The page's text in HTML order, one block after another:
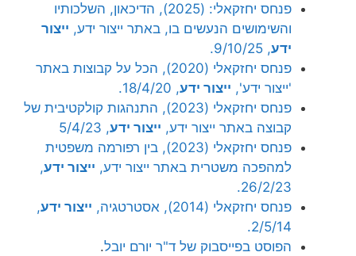
פנחס יחזקאלי: (2025), הדיכאון, השלכותיו
והשימושים הנעשים בו, באתר ייצור ידע, ייצור
ידע, 9/10/25.
פנחס יחזקאלי (2020), הכל על קבוצות באתר
'ייצור ידע', ייצור ידע, 18/4/20.
פנחס יחזקאלי (2023), התנהגות קולקטיבית של
קבוצה באתר ייצור ידע, ייצור ידע, 5/4/23
פנחס יחזקאלי (2023), בין רפורמה משפטית
למהפכה משטרית באתר ייצור ידע, ייצור ידע,
26/2/23.
פנחס יחזקאלי (2014), אסטרטגיה,
ייצור ידע,
2/5/14.
הפוסט בפייסבוק של ד"ר יורם יובל.